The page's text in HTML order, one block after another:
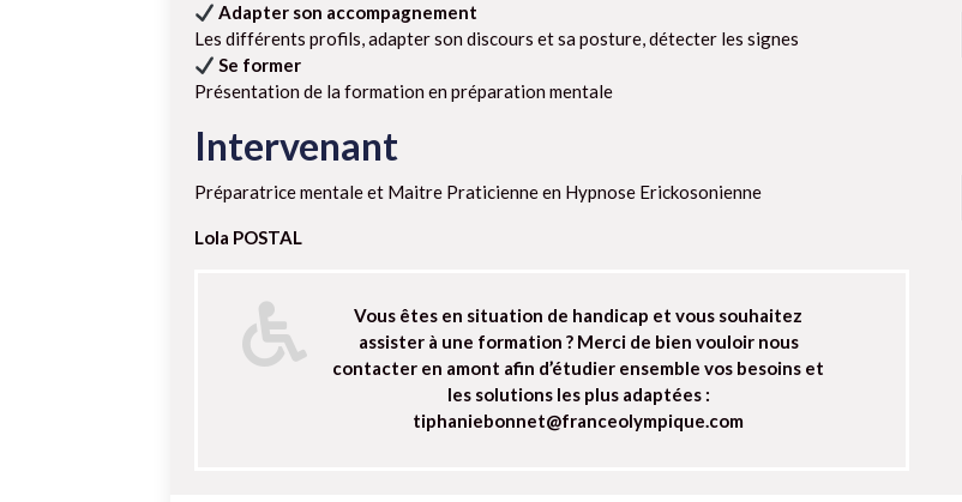
Adapter son accompagnement
Les différents profils, adapter son discours et sa posture, détecter les signes
Se former
Présentation de la formation en préparation mentale
Intervenant
Préparatrice mentale et Maitre Praticienne en Hypnose Erickosonienne
Lola POSTAL
Vous êtes en situation de handicap et vous souhaitez
assister à une formation ? Merci de bien vouloir nous
contacter en amont afin d’étudier ensemble vos besoins et
les solutions les plus adaptées :
tiphaniebonnet@franceolympique.com